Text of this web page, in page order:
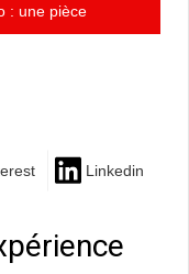
: une pièce
Linkedin